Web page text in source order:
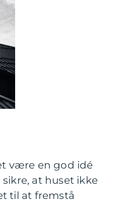
være en god idé
at huset ikke
til at fremstå